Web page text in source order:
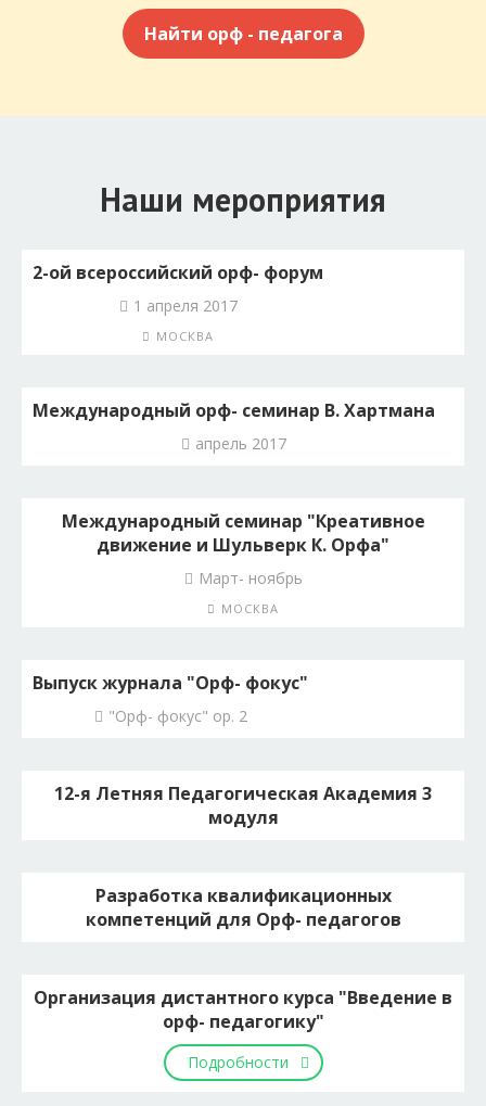
Найти орф - педагога
Наши мероприятия
2-ой всероссийский орф- форум
1 апреля 2017
МОСКВА
Международный орф- семинар В. Хартмана
апрель 2017
Международный семинар "Креативное
движение и Шульверк К. Орфа"
Март- ноябрь
МОСКВА
Выпуск журнала "Орф- фокус"
"Орф- фокус" op. 2
12-я Летняя Педагогическая Академия 3
модуля
Разработка квалификационных
компетенций для Орф- педагогов
Организация дистантного курса "Введение в
орф- педагогику"
Подробности